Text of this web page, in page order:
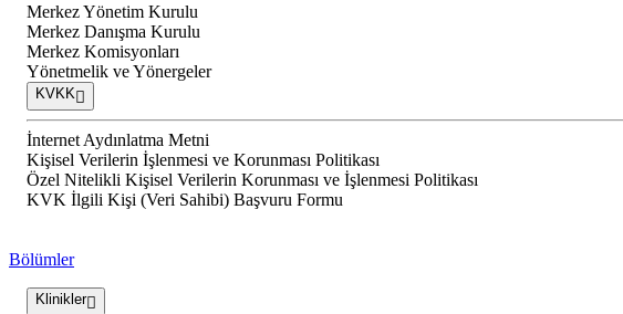
Merkez Yönetim Kurulu
Merkez Danışma Kurulu
Merkez Komisyonları
Yönetmelik ve Yönergeler
KVKK
İnternet Aydınlatma Metni
Kişisel Verilerin İşlenmesi ve Korunması Politikası
Özel Nitelikli Kişisel Verilerin Korunması ve İşlenmesi Politikası
KVK İlgili Kişi (Veri Sahibi) Başvuru Formu
Bölümler
Klinikler